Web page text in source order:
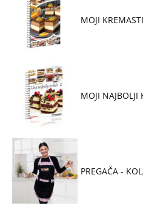
MOJI
MOJI NAJBOLJI
PREGAČA -